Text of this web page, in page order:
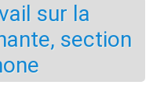
sur la
section